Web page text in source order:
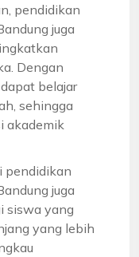
pendidikan
juga
Dengan
belajar
sehingga
akademik
pendidikan
juga
siswa yang
yang lebih